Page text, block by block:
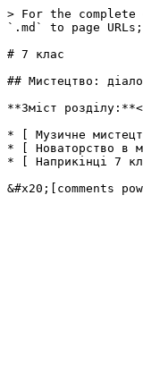
> For the
`.md` to page
# 7 клас
## Мистецтво:
**Зміст
* [ Музичне
* [ Новаторство в
* [ Наприкінці 7